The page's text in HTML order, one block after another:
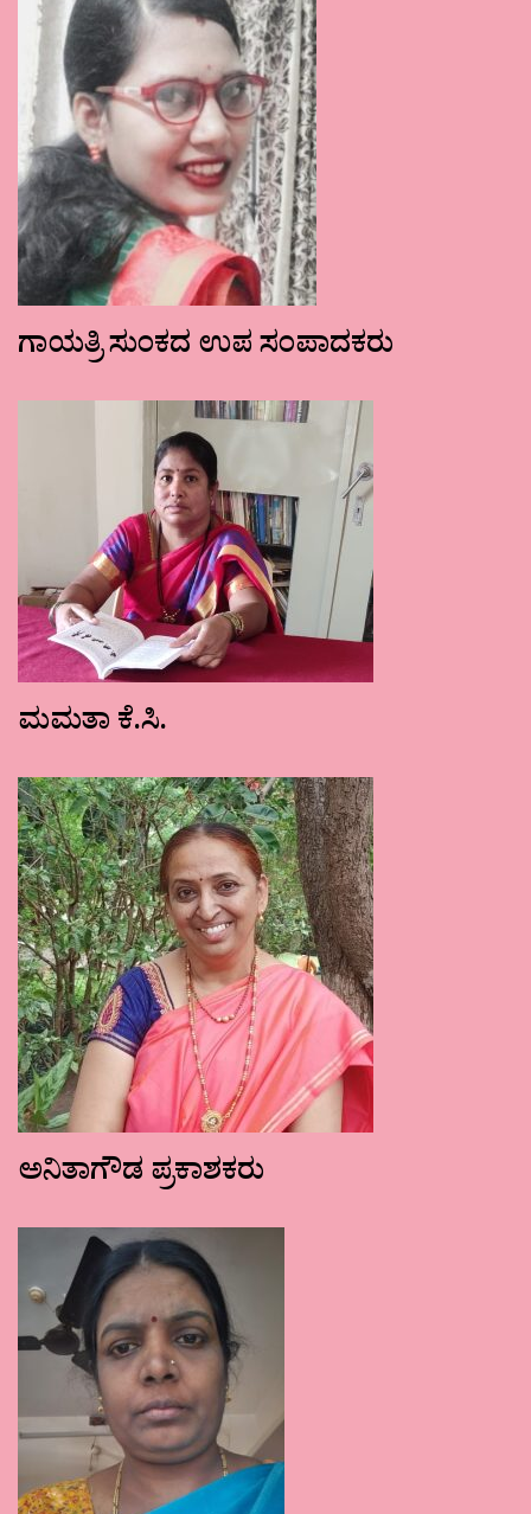
ಗಾಯತ್ರಿ ಸುಂಕದ ಉಪ ಸಂಪಾದಕರು
ಮಮತಾ ಕೆ.ಸಿ.
ಅನಿತಾಗೌಡ ಪ್ರಕಾಶಕರು